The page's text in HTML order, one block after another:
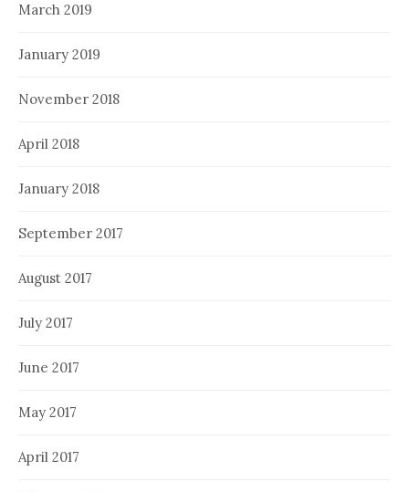
March 2019
January 2019
November 2018
April 2018
January 2018
September 2017
August 2017
July 2017
June 2017
May 2017
April 2017